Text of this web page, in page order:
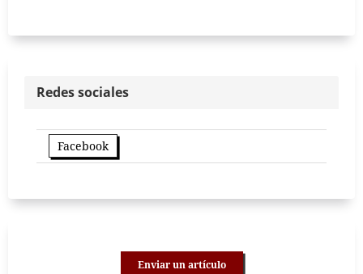
Redes sociales
Facebook
Enviar un artículo